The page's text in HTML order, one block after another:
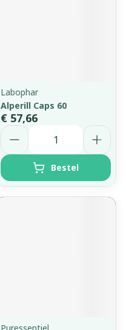
Labophar
Alperill Caps 60
€ 57,66
Aantal
Bestel